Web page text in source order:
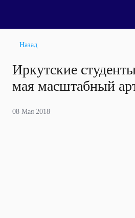
Назад
Иркутские
мая масштабный
08 Мая 2018